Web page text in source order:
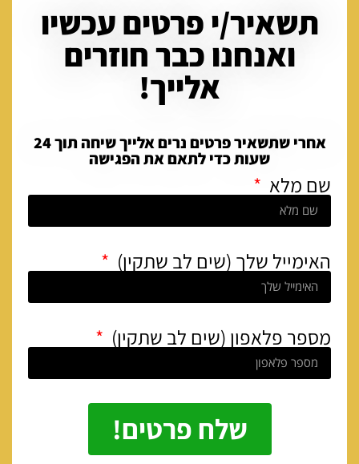
תשאיר/י פרטים עכשיו
ואנחנו כבר חוזרים
אלייך!
אחרי שתשאיר פרטים נרים אלייך שיחה תוך 24
שעות כדי לתאם את הפגישה
שם מלא
האימייל שלך (שים לב שתקין)
מספר פלאפון (שים לב שתקין)
שלח פרטים!